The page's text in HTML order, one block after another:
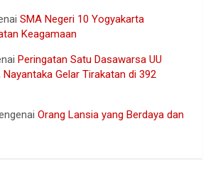
SMA Negeri 10 Yogyakarta
Keagamaan
Peringatan Satu Dasawarsa UU
Nayantaka Gelar Tirakatan di 392
Orang Lansia yang Berdaya dan